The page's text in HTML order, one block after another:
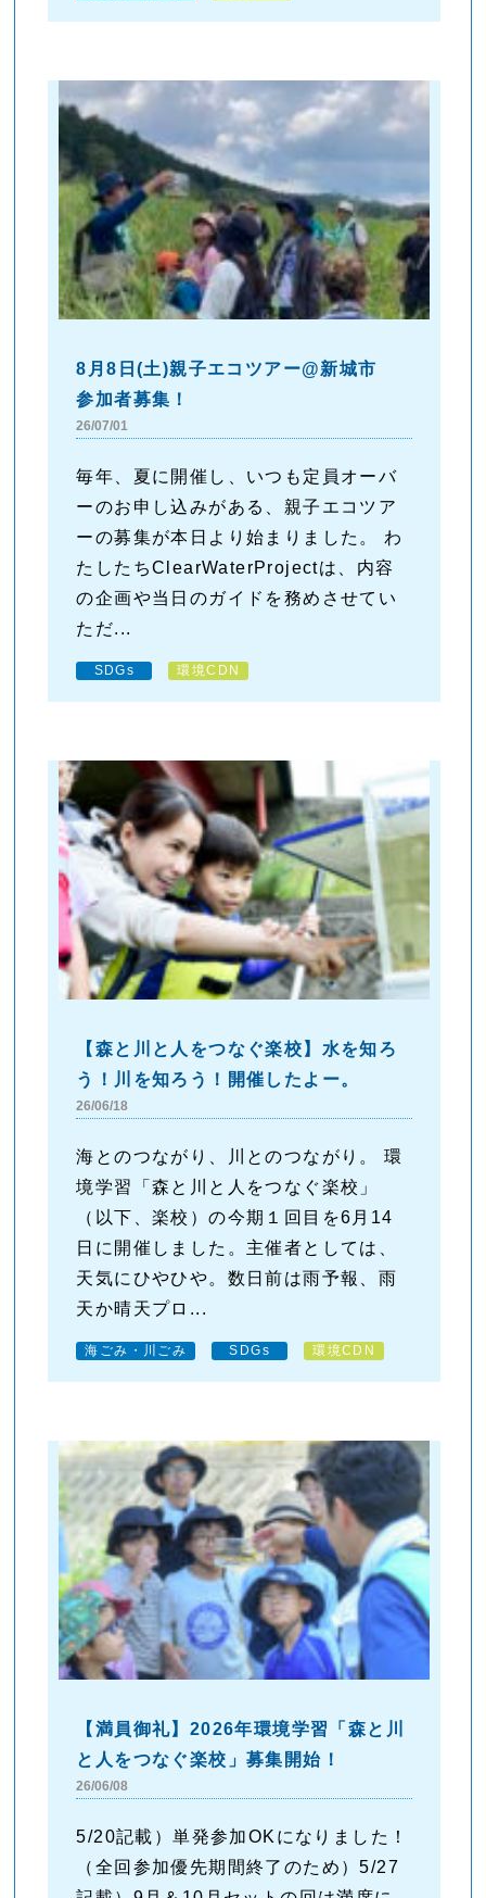
8月8日(土)親子エコツアー@新城市
参加者募集！
26/07/01
毎年、夏に開催し、いつも定員オーバ
ーのお申し込みがある、親子エコツア
ーの募集が本日より始まりました。 わ
たしたちClearWaterProjectは、内容
の企画や当日のガイドを務めさせてい
ただ...
SDGs 環境CDN
【森と川と人をつなぐ楽校】水を知ろ
う！川を知ろう！開催したよー。
26/06/18
海とのつながり、川とのつながり。 環
境学習「森と川と人をつなぐ楽校」
（以下、楽校）の今期１回目を6月14
日に開催しました。主催者としては、
天気にひやひや。数日前は雨予報、雨
天か晴天プロ...
海ごみ・川ごみ SDGs 環境CDN
【満員御礼】2026年環境学習「森と川
と人をつなぐ楽校」募集開始！
26/06/08
5/20記載）単発参加OKになりました！
（全回参加優先期間終了のため）5/27